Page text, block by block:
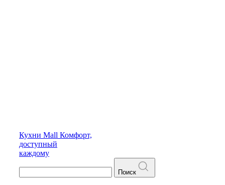
Кухни Mall Комфорт,
доступный
каждому
Поиск